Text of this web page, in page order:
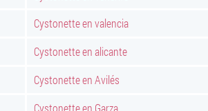
Cystonette en valencia
Cystonette en alicante
Cystonette en Avilés
Cystonette en Garza